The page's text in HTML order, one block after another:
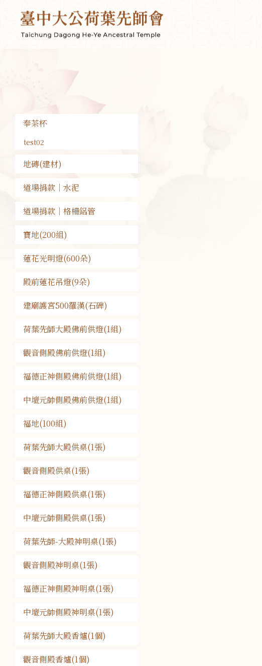
奉茶杯
test02
地磚(建材)
道場捐款｜水泥
道場捐款｜格柵鋁管
寶地(200組)
蓮花光明燈(600朵)
殿前蓮花吊燈(9朵)
建廟護宮500羅漢(石碑)
荷葉先師大殿佛前供燈(1組)
觀音側殿佛前供燈(1組)
福德正神側殿佛前供燈(1組)
中壇元帥側殿佛前供燈(1組)
福地(100組)
荷葉先師大殿供桌(1張)
觀音側殿供桌(1張)
福德正神側殿供桌(1張)
中壇元帥側殿供桌(1張)
荷葉先師-大殿神明桌(1張)
觀音側殿神明桌(1張)
福德正神側殿神明桌(1張)
中壇元帥側殿神明桌(1張)
荷葉先師大殿香爐(1個)
觀音側殿香爐(1個)